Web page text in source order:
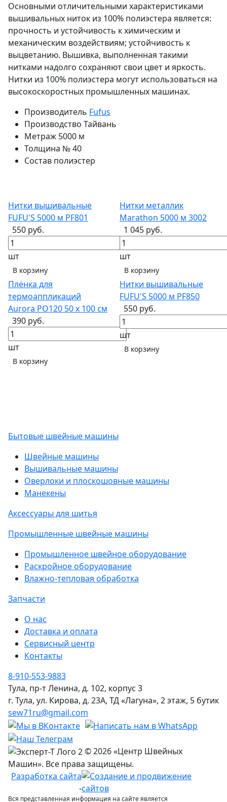
Основными отличительными характеристиками
вышивальных ниток из 100% полиэстера является:
прочность и устойчивость к химическим и
механическим воздействиям; устойчивость к
выцветанию. Вышивка, выполненная такими
нитками надолго сохраняют свои цвет и яркость.
Нитки из 100% полиэстера могут использоваться на
высокоскоростных промышленных машинах.
Производитель Fufus
Производство Тайвань
Метраж 5000 м
Толщина № 40
Состав полиэстер
Нитки вышивальные
FUFU'S 5000 м PF801
550 руб.
шт
В корзину
Нитки металлик
Marathon 5000 м 3002
1 045 руб.
шт
В корзину
Плёнка для
термоаппликаций
Aurora PO120 50 х 100 см
390 руб.
шт
В корзину
Нитки вышивальные
FUFU'S 5000 м PF850
550 руб.
шт
В корзину
Бытовые швейные машины
Швейные машины
Вышивальные машины
Оверлоки и плоскошовные машины
Манекены
Аксессуары для шитья
Промышленные швейные машины
Промышленное швейное оборудование
Раскройное оборудование
Влажно-тепловая обработка
Запчасти
О нас
Доставка и оплата
Сервисный центр
Контакты
8-910-553-9883
Тула, пр-т Ленина, д. 102, корпус 3
г. Тула, ул. Кирова, д. 23А, ТД «Лагуна», 2 этаж, 5 бутик
sew71ru@gmail.com
© 2026 «Центр Швейных
Машин». Все права защищены.
Разработка сайта
-
Вся представленная информация на сайте является